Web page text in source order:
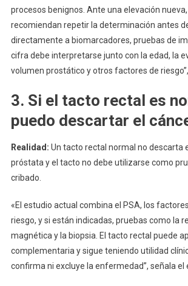
procesos benignos. Ante una elevación
recomiendan repetir la determinación antes
directamente a biomarcadores, pruebas de
cifra debe interpretarse junto con la edad, la
volumen prostático y otros factores de
3. Si el tacto rectal es
puedo descartar el
Realidad: Un tacto rectal normal no descarta
próstata y el tacto no debe utilizarse como
cribado.
«El estudio actual combina el PSA, los
riesgo, y si están indicadas, pruebas como la
magnética y la biopsia. El tacto rectal puede
complementaria y sigue teniendo utilidad
confirma ni excluye la enfermedad”, señala el